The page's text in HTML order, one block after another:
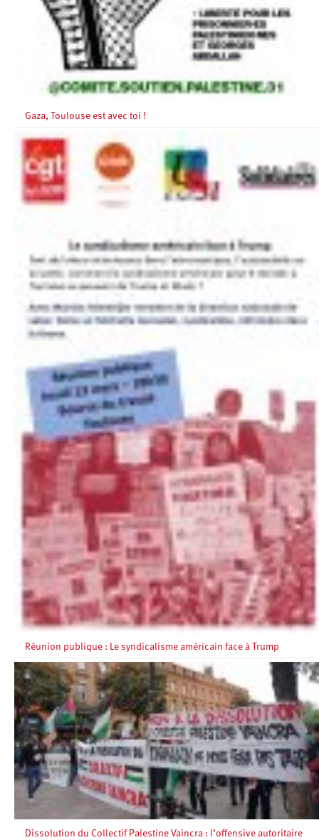
Gaza, Toulouse est avec toi !
Réunion publique : Le syndicalisme américain face à Trump
Dissolution du Collectif Palestine Vaincra : l’offensive autoritaire